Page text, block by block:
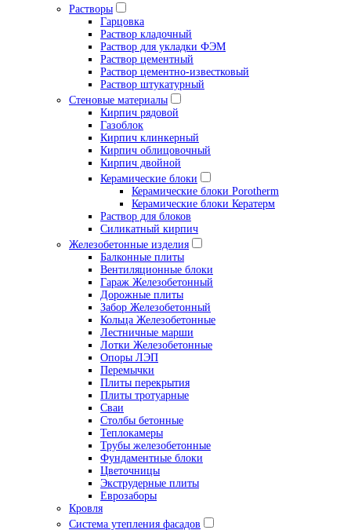
Растворы
Гарцовка
Раствор кладочный
Раствор для укладки ФЭМ
Раствор цементный
Раствор цементно-известковый
Раствор штукатурный
Стеновые материалы
Кирпич рядовой
Газоблок
Кирпич клинкерный
Кирпич облицовочный
Кирпич двойной
Керамические блоки
Керамические блоки Porotherm
Керамические блоки Кератерм
Раствор для блоков
Силикатный кирпич
Железобетонные изделия
Балконные плиты
Вентиляционные блоки
Гараж Железобетонный
Дорожные плиты
Забор Железобетонный
Кольца Железобетонные
Лестничные марши
Лотки Железобетонные
Опоры ЛЭП
Перемычки
Плиты перекрытия
Плиты тротуарные
Сваи
Столбы бетонные
Теплокамеры
Трубы железобетонные
Фундаментные блоки
Цветочницы
Экструдерные плиты
Еврозаборы
Кровля
Система утепления фасадов